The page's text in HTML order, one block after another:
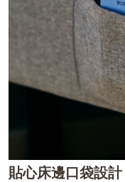
貼心床邊口袋設計